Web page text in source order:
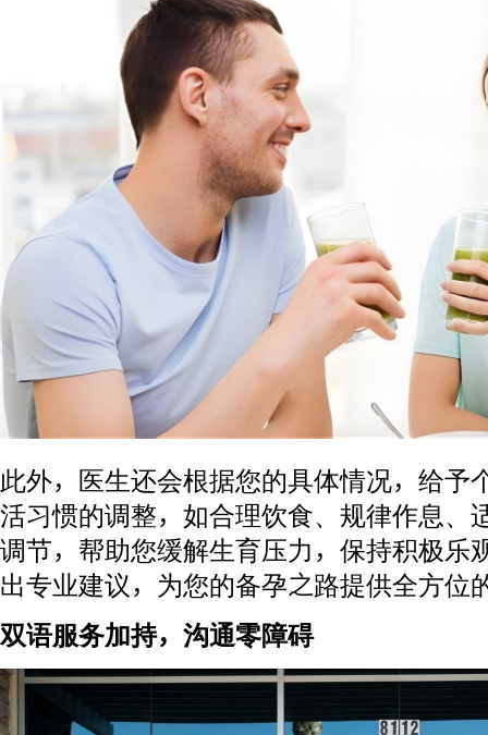
此外，医生还会根据您的具体情况，给予
活习惯的调整，如合理饮食、规律作息、
调节，帮助您缓解生育压力，保持积极乐
出专业建议，为您的备孕之路提供全方位
双语服务加持，沟通零障碍